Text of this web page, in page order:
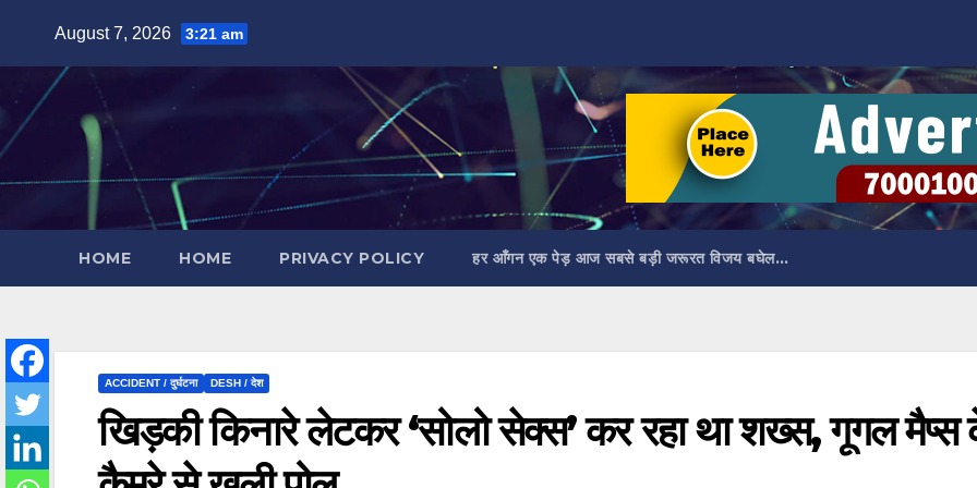
content
August 7, 2026 3:21 am
HOME HOME PRIVACY POLICY हर आँगन एक पेड़ आज सबसे बड़ी जरूरत विजय बघेल…
ACCIDENT / दुर्घटना DESH / देश
खिड़की किनारे लेटकर ‘सोलो सेक्स’ कर रहा था शख्स, गूगल मैप्स